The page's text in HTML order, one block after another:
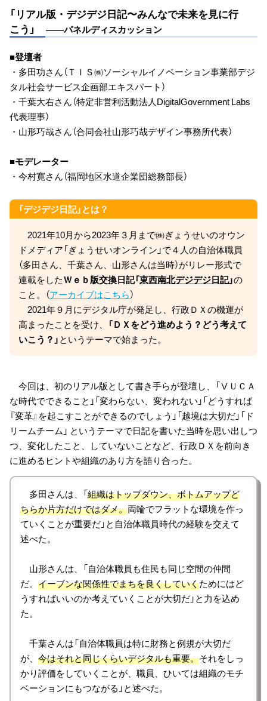
「リアル版・デジデジ日記〜みんなで未来を見に行
こう」 ――パネルディスカッション
■登壇者
・多田功さん（ＴＩＳ㈱ソーシャルイノベーション事業部デジ
タル社会サービス企画部エキスパート）
・千葉大右さん（特定非営利活動法人DigitalGovernment Labs
代表理事）
・山形巧哉さん（合同会社山形巧哉デザイン事務所代表）
■モデレーター
・今村寛さん（福岡地区水道企業団総務部長）
「デジデジ日記」とは？
2021年10月から2023年３月まで㈱ぎょうせいのオウン
ドメディア「ぎょうせいオンライン」で４人の自治体職員
（多田さん、千葉さん、山形さんは当時）がリレー形式で
連載をしたＷｅｂ版交換日記「東西南北デジデジ日記」の
こと。（アーカイブはこちら）
2021年９月にデジタル庁が発足し、行政ＤＸの機運が
高まったことを受け、
「ＤＸをどう進めよう？どう考えて
いこう？」というテーマで始まった。
今回は、初のリアル版として書き手らが登壇し、「ⅤＵＣＡ
な時代でできること」「変わらない、変われない」「どうすれば
『変革』を起こすことができるのでしょう」「越境は大切だ」「ド
リームチーム」 というテーマで日記を書いた当時を思い出しつ
つ、変化したこと、していないことなど、行政ＤＸを前向き
に進めるヒントや組織のあり方を語り合った。
多田さんは、「組織はトップダウン、ボトムアップど
ちらか片方だけではダメ。両輪でフラットな環境を作っ
ていくことが重要だ」と自治体職員時代の経験を交えて
述べた。
山形さんは、「自治体職員も住民も同じ空間の仲間
だ。 イーブンな関係性でまちを良くしていくためにはど
うすればいいのか考えていくことが大切だ」と力を込め
た。
千葉さんは「自治体職員は特に財務と例規が大切だ
が、 今はそれと同じくらいデジタルも重要。それをしっ
かり評価をしていくことが、職員、ひいては組織のモチ
ベーションにもつながる」と述べた。